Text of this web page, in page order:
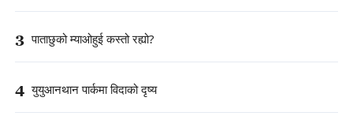
3 पाताछुको म्याओहुई कस्तो रह्यो?
4 युयुआनथान पार्कमा विदाको दृष्य